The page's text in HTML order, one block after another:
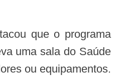
que o programa
uma sala do Saúde
ou equipamentos.